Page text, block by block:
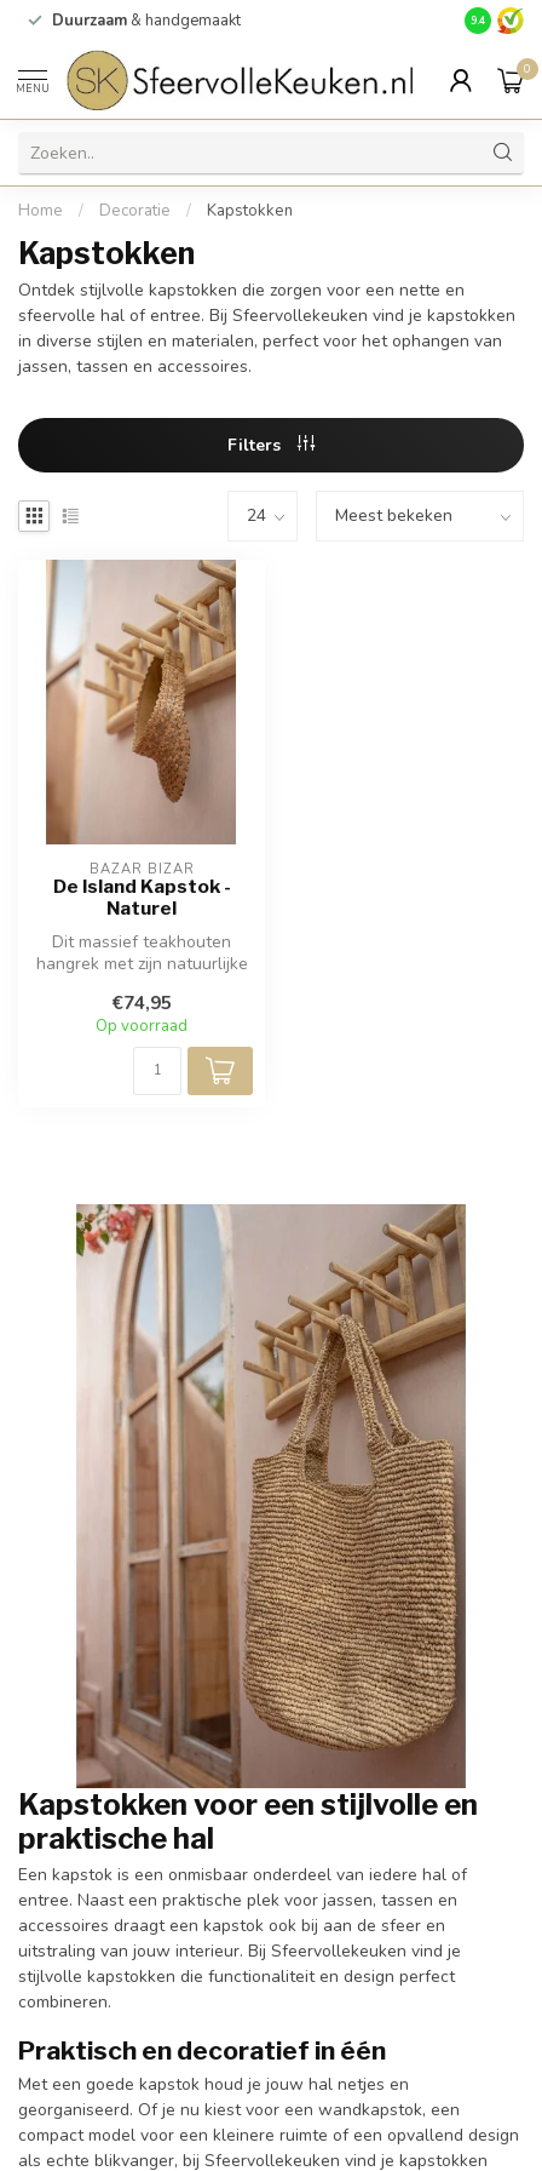
Duurzaam & handgemaakt Gratis
9.4
MENU
0
Home / Decoratie / Kapstokken
Kapstokken
Ontdek stijlvolle kapstokken die zorgen voor een nette en
sfeervolle hal of entree. Bij Sfeervollekeuken vind je kapstokken
in diverse stijlen en materialen, perfect voor het ophangen van
jassen, tassen en accessoires.
Filters
BAZAR BIZAR
De Island Kapstok -
Naturel
Dit massief teakhouten
hangrek met zijn natuurlijke
€74,95
Op voorraad
Kapstokken voor een stijlvolle en
praktische hal
Een kapstok is een onmisbaar onderdeel van iedere hal of
entree. Naast een praktische plek voor jassen, tassen en
accessoires draagt een kapstok ook bij aan de sfeer en
uitstraling van jouw interieur. Bij Sfeervollekeuken vind je
stijlvolle kapstokken die functionaliteit en design perfect
combineren.
Praktisch en decoratief in één
Met een goede kapstok houd je jouw hal netjes en
georganiseerd. Of je nu kiest voor een wandkapstok, een
compact model voor een kleinere ruimte of een opvallend design
als echte blikvanger, bij Sfeervollekeuken vind je kapstokken